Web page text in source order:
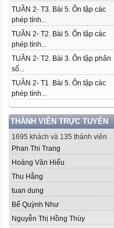
TUẦN 2- T3. Bài 5. Ôn tập các
phép tính...
TUẦN 2- T2. Bài 5. Ôn tập các
phép tính...
TUẦN 2- T2. Bài 3. Ôn tập phân
số...
TUẦN 2- T1. Bài 5. Ôn tập các
phép tính...
THÀNH VIÊN TRỰC TUYẾN
1695 khách và 135 thành viên
Phan Thi Trang
Hoàng Văn Hiếu
Thu Hằng
tuan dung
Bế Quỳnh Như
Nguyễn Thị Hồng Thúy